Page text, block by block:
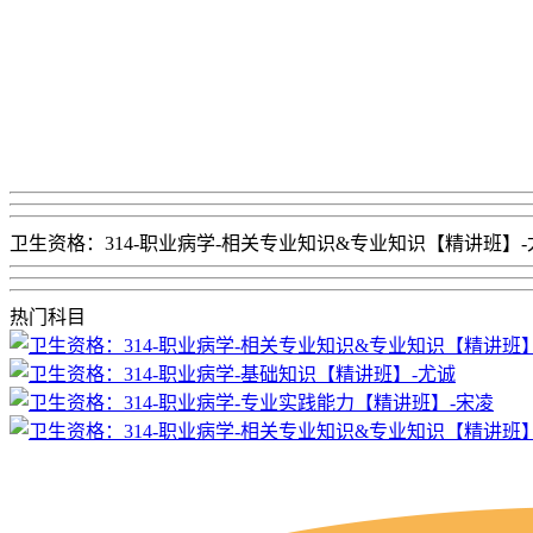
卫生资格：314-职业病学-相关专业知识&专业知识【精讲班】-
热门科目